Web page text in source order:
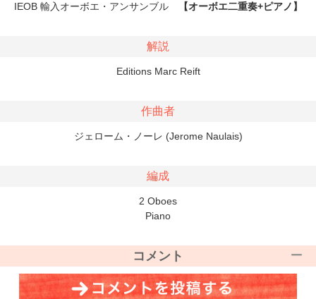
IEOB 輸入オーボエ・アンサンブル 【オーボエ二重奏+ピアノ】
解説
Editions Marc Reift
作曲者
ジェローム・ノーレ (Jerome Naulais)
編成
2 Oboes
Piano
コメント